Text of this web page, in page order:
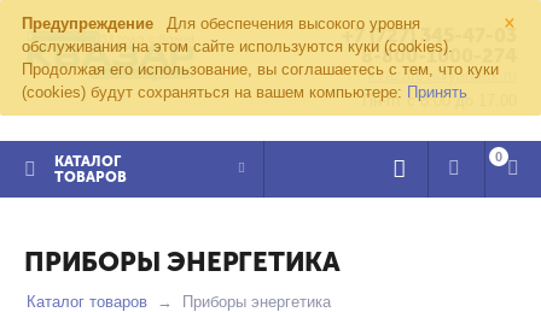
×
Предупреждение
Для обеспечения высокого уровня
обслуживания на этом сайте используются куки (cookies).
Продолжая его использование, вы соглашаетесь с тем, что куки
(cookies) будут сохраняться на вашем компьютере: Принять
+7 (727) 345-47-03
8-800-1000-274
kvazar91@yandex.ru
Пн-пт с 8:00 до 17:00
КАТАЛОГ
ТОВАРОВ
0
ПРИБОРЫ ЭНЕРГЕТИКА
Каталог товаров Приборы энергетика